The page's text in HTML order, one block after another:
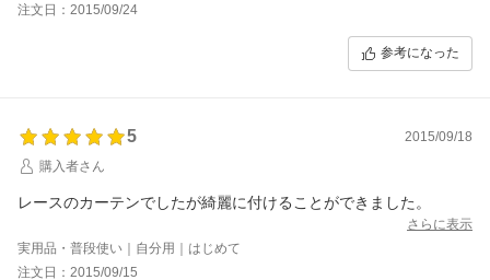
注文日：2015/09/24
参考になった
5
2015/09/18
購入者さん
レースのカーテンでしたが綺麗に付けることができました。
さらに表示
実用品・普段使い｜自分用｜はじめて
注文日：2015/09/15